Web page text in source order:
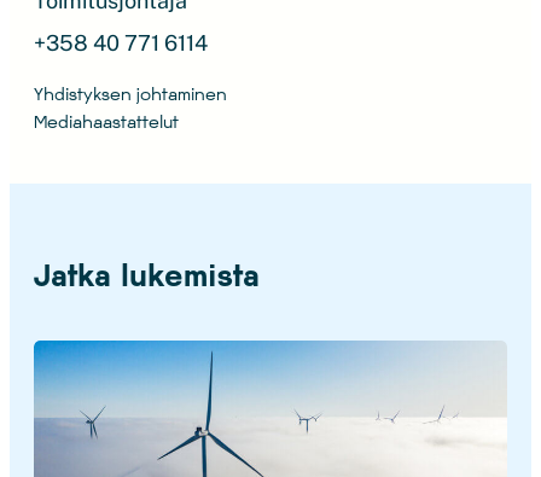
+358 40 771 6114
Yhdistyksen johtaminen
Mediahaastattelut
Jatka lukemista